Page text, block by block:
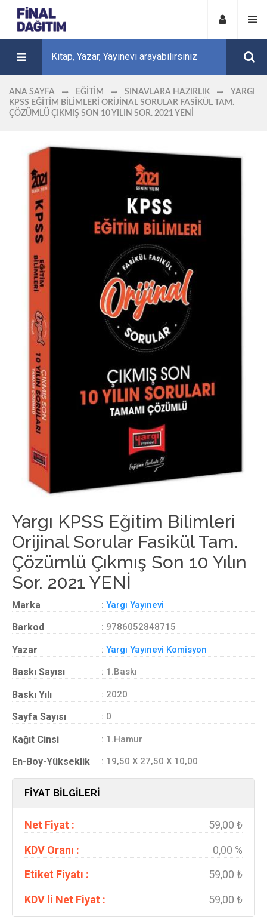
ANA SAYFA EĞITIM SINAVLARA HAZIRLIK
YARGI
KPSS EĞITIM BILIMLERI ORIJINAL SORULAR FASIKÜL TAM.
ÇÖZÜMLÜ ÇIKMIŞ SON 10 YILIN SOR. 2021 YENİ
Yargı KPSS Eğitim Bilimleri
Orijinal Sorular Fasikül Tam.
Çözümlü Çıkmış Son 10 Yılın
Sor. 2021 YENİ
Marka : Yargı Yayınevi
Barkod : 9786052848715
Yazar : Yargı Yayınevi Komisyon
Baskı Sayısı : 1.Baskı
Baskı Yılı : 2020
Sayfa Sayısı : 0
Kağıt Cinsi : 1.Hamur
En-Boy-Yükseklik : 19,50 X 27,50 X 10,00
FİYAT BİLGİLERİ
Net Fiyat :
59,00 ₺
KDV Oranı :
0,00 %
Etiket Fiyatı :
59,00 ₺
KDV li Net Fiyat :
59,00 ₺